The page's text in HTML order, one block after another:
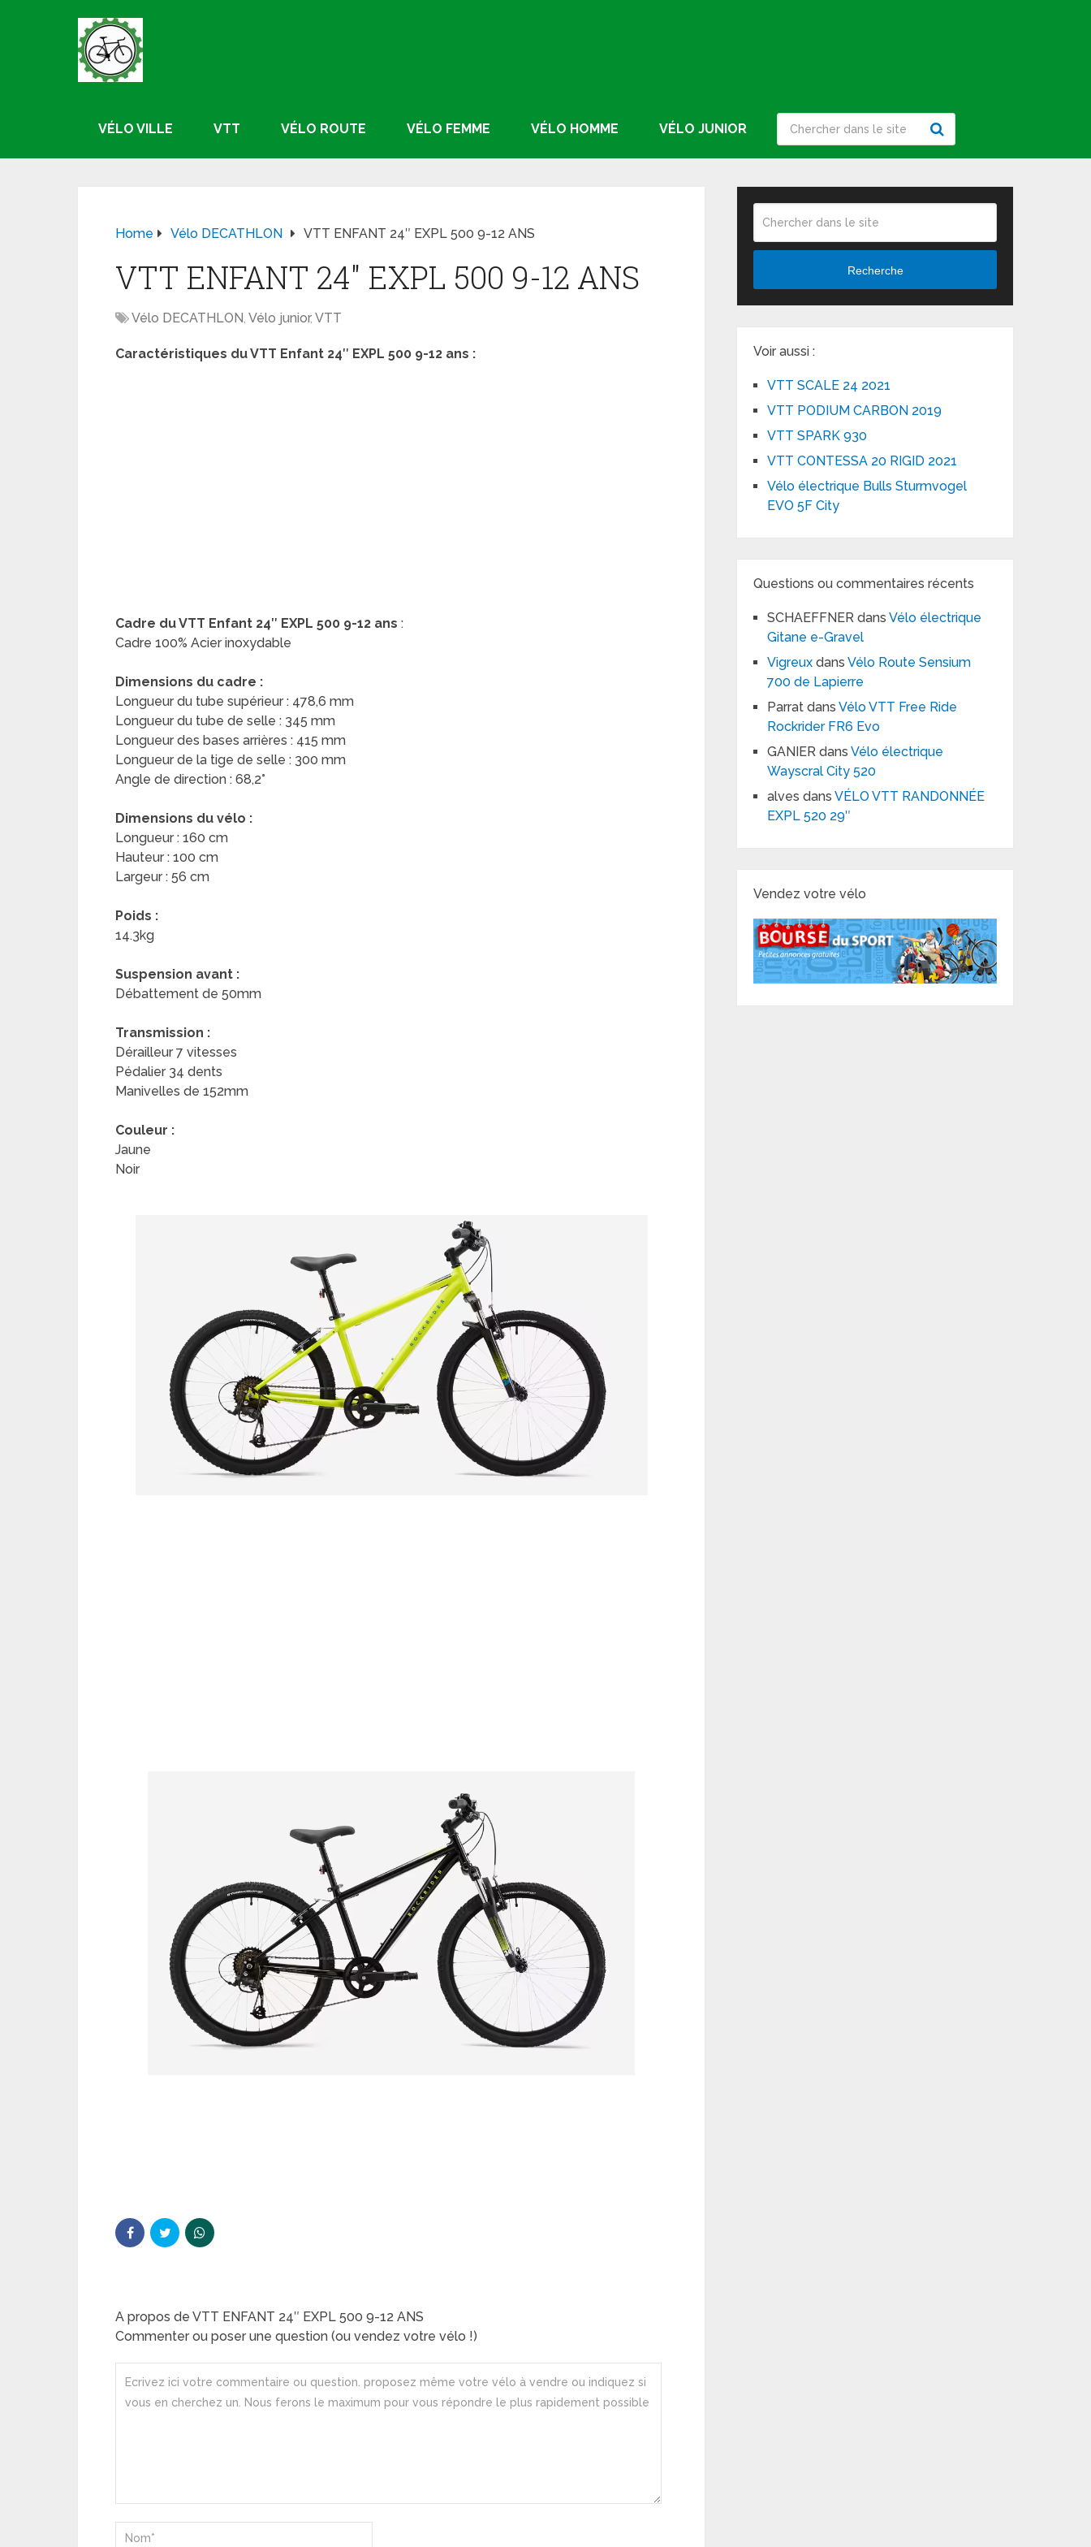
VÉLO VILLE VTT VÉLO ROUTE VÉLO FEMME VÉLO HOMME VÉLO JUNIOR
Home Vélo DECATHLON VTT ENFANT 24″ EXPL 500 9-12 ANS
VTT ENFANT 24″ EXPL 500 9-12 ANS
Vélo DECATHLON, Vélo junior, VTT
Caractéristiques du VTT Enfant 24″ EXPL 500 9-12 ans :
Cadre duVTT Enfant 24″ EXPL 500 9-12 ans :
Cadre 100% Acier inoxydable
Dimensions du cadre :
Longueur du tube supérieur : 478,6 mm
Longueur du tube de selle : 345 mm
Longueur des bases arrières : 415 mm
Longueur de la tige de selle : 300 mm
Angle de direction : 68,2°
Dimensions du vélo :
Longueur : 160 cm
Hauteur : 100 cm
Largeur : 56 cm
Poids :
14.3kg
Suspension avant :
Débattement de 50mm
Transmission :
Dérailleur 7 vitesses
Pédalier 34 dents
Manivelles de 152mm
Couleur :
Jaune
Noir
A propos de VTT ENFANT 24″ EXPL 500 9-12 ANS
Commenter ou poser une question (ou vendez votre vélo !)
Recherche
Voir aussi :
VTT SCALE 24 2021
VTT PODIUM CARBON 2019
VTT SPARK 930
VTT CONTESSA 20 RIGID 2021
Vélo électrique Bulls Sturmvogel
EVO 5F City
Questions ou commentaires récents
SCHAEFFNER dansVélo électrique
Gitane e-Gravel
Vigreux dansVélo Route Sensium
700 de Lapierre
Parrat dansVélo VTT Free Ride
Rockrider FR6 Evo
GANIER dansVélo électrique
Wayscral City 520
alves dansVÉLO VTT RANDONNÉE
EXPL 520 29″
Vendez votre vélo